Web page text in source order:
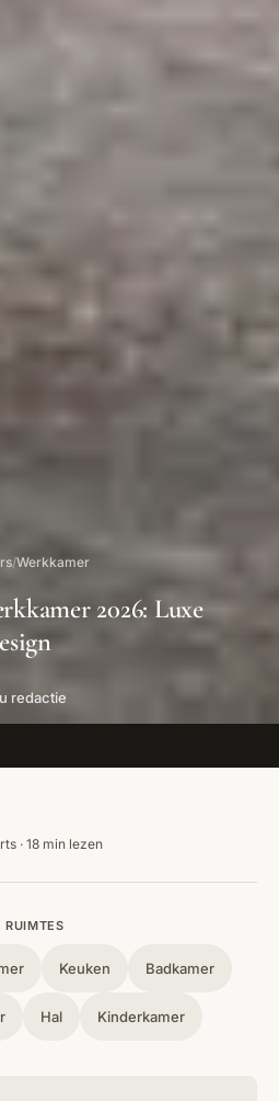
/Werkkamer
2026: Luxe
redactie
· 18 min lezen
RUIMTES
Keuken Badkamer
Hal Kinderkamer